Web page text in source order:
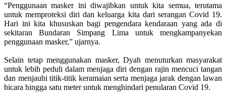
“Penggunaan masker ini diwajibkan untuk kita semua, terutama
untuk memproteksi diri dan keluarga kita dari serangan Covid 19.
Hari ini kita khususkan bagi pengendara kendaraan yang ada di
sekitaran Bundaran Simpang Lima untuk mengkampanyekan
penggunaan masker,” ujarnya.
Selain tetap menggunakan masker, Dyah menuturkan masyarakat
untuk lebih peduli dalam menjaga diri dengan rajin mencuci tangan
dan menjauhi titik-titik keramaian serta menjaga jarak dengan lawan
bicara hingga satu meter untuk menghindari penularan Covid 19.